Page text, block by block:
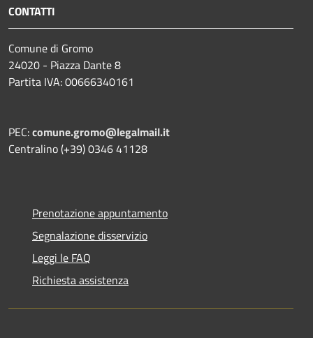
CONTATTI
Comune di Gromo
24020 - Piazza Dante 8
Partita IVA: 00666340161
PEC:comune.gromo@legalmail.it
Centralino (+39) 0346 41128
Prenotazione appuntamento
Segnalazione disservizio
Leggi le FAQ
Richiesta assistenza